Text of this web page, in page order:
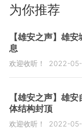
为你推荐
【雄安之声】雄
息
欢迎收听！ 2022-
【雄安之声】雄
体结构封顶
欢迎收听！ 2022-